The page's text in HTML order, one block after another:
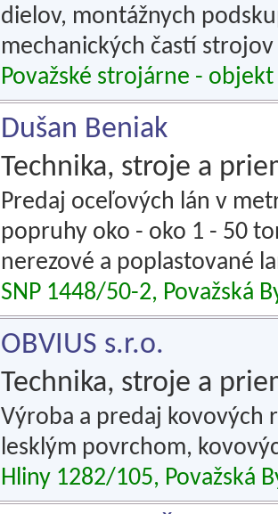
dielov, montážnych
mechanických častí
Považské strojárne - objekt
Dušan Beniak
Technika, stroje a
Predaj oceľových lán v
popruhy oko - oko 1 - 50
nerezové a poplastované
SNP 1448/50-2, Považská
OBVIUS s.r.o.
Technika, stroje a
Výroba a predaj kovových
lesklým povrchom,
Hliny 1282/105, Považská